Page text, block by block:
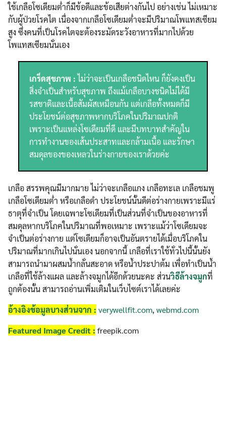
Search
ใช้เกลือโซเดียมต่ำก็มีข้อดีและข้อเสียต่างกันไป อย่างเช่น ไม่เหมาะ
กับผู้ป่วยโรคไต เนื่องจากเกลือโซเดียมต่ำจะมีปริมาณโพแทสเซียม
สูง ซึ่งคนที่เป็นโรคไตจะต้องระมัดระวังอาหารที่มากไปด้วย
โพแทสเซียมนั่นเอง
เกร็ดสุขภาพ :ไม่ว่าจะเป็นเกลือชนิดไหน ก็ยังคงเป็น
สิ่งจำเป็นสำหรับสุขภาพ ถึงแม้เกลือบางชนิดไม่ได้มี
รสชาติและเนื้อสัมผัสเหมือนกัน แต่เกลือทั้งหมดก็มี
ประโยชน์ต่อสุขภาพหากบริโภคในปริมาณปกติ
เพราะเป็นแหล่งโซเดียมที่ดี และมีบทบาทสำคัญใน
การทำงานของเส้นประสาทและกล้ามเนื้อ และรักษา
สมดุลของของเหลวในร่างกายของเราด้วยค่ะ
เกลือ สรรพคุณมีมากมาย ไม่ว่าจะเกลือแกง เกลือทะเล เกลือชมพู
เกลือโซเดียมต่ำ หรือเกลือดำ ประโยชน์นั้นดีต่อร่างกายเพราะมีแร่
ธาตุที่จำเป็น โดยเฉพาะโซเดียมที่เป็นส่วนที่จำเป็นของอาหารที่
สมดุลหากบริโภคในปริมาณที่พอเหมาะ เพราะแม้ว่าโซเดียมจะ
จำเป็นต่อร่างกาย แต่โซเดียมก็อาจเป็นอันตรายได้เมื่อบริโภคใน
ปริมาณที่มากเกินไปนั่นเอง นอกจากนี้ เกลือที่เราใช้ทั่วไปนี้นั้นยัง
สามารถนำมาผสมน้ำกลั่นสะอาด หรือน้ำประปาต้ม เพื่อทำเป็นน้ำ
เกลือที่ใช้ล้างแผล และล้างจมูกได้อีกด้วยนะคะ ส่วนวิธีล้างจมูกที่
ถูกต้องนั้น สามารถอ่านเพิ่มเติมในเว็บไซต์เราได้เลยค่ะ
อ้างอิงข้อมูลบางส่วนจาก : verywellfit.com, webmd.com
Featured Image Credit : freepik.com